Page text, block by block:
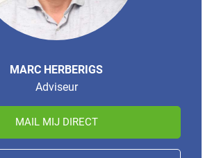
MARC HERBERIGS
Adviseur
MAIL MIJ DIRECT